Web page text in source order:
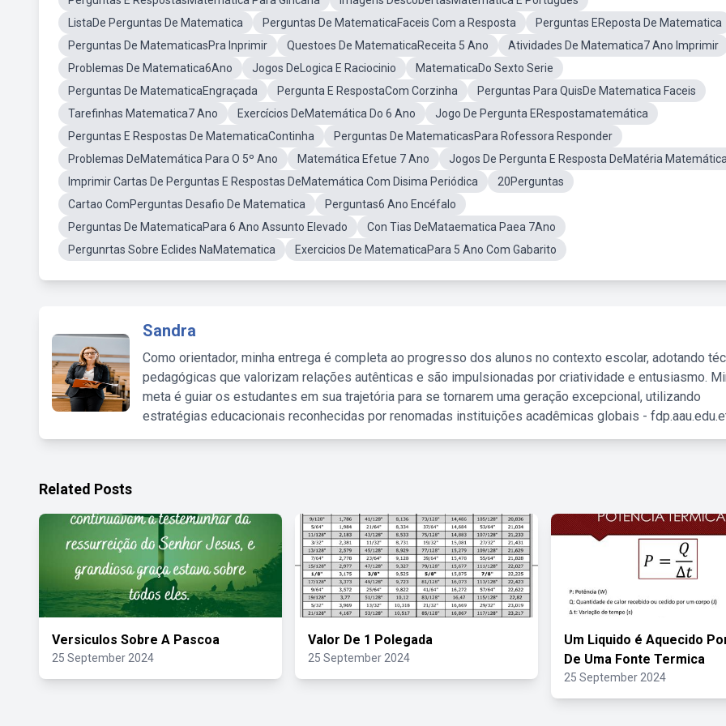
ListaDe Perguntas De Matematica
Perguntas De MatematicaFaceis Com a Resposta
Perguntas EReposta De Matematica
Perguntas De MatematicasPra Inprimir
Questoes De MatematicaReceita 5 Ano
Atividades De Matematica7 Ano Imprimir
Problemas De Matematica6Ano
Jogos DeLogica E Raciocinio
MatematicaDo Sexto Serie
Perguntas De MatematicaEngraçada
Pergunta E RespostaCom Corzinha
Perguntas Para QuisDe Matematica Faceis
Tarefinhas Matematica7 Ano
Exercícios DeMatemática Do 6 Ano
Jogo De Pergunta ERespostamatemática
Perguntas E Respostas De MatematicaContinha
Perguntas De MatematicasPara Rofessora Responder
Problemas DeMatemática Para O 5º Ano
Matemática Efetue 7 Ano
Jogos De Pergunta E Resposta DeMatéria Matemática
Imprimir Cartas De Perguntas E Respostas DeMatemática Com Disima Periódica
20Perguntas
Cartao ComPerguntas Desafio De Matematica
Perguntas6 Ano Encéfalo
Perguntas De MatematicaPara 6 Ano Assunto Elevado
Con Tias DeMataematica Paea 7Ano
Pergunrtas Sobre Eclides NaMatematica
Exercicios De MatematicaPara 5 Ano Com Gabarito
Sandra
Como orientador, minha entrega é completa ao progresso dos alunos no contexto escolar, adotando
pedagógicas que valorizam relações autênticas e são impulsionadas por criatividade e entusiasmo.
meta é guiar os estudantes em sua trajetória para se tornarem uma geração excepcional, utilizando
estratégias educacionais reconhecidas por renomadas instituições acadêmicas globais -
Related Posts
Versiculos Sobre A Pascoa
25 September 2024
Valor De 1 Polegada
25 September 2024
Um Liquido é Aquecido
De Uma Fonte Termica
25 September 2024